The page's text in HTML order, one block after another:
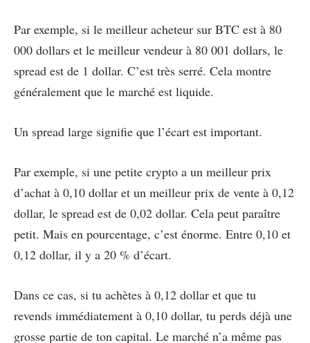
Par exemple, si le meilleur acheteur sur BTC est à 80
000 dollars et le meilleur vendeur à 80 001 dollars, le
spread est de 1 dollar. C’est très serré. Cela montre
généralement que le marché est liquide.
Un spread large signifie que l’écart est important.
Par exemple, si une petite crypto a un meilleur prix
d’achat à 0,10 dollar et un meilleur prix de vente à 0,12
dollar, le spread est de 0,02 dollar. Cela peut paraître
petit. Mais en pourcentage, c’est énorme. Entre 0,10 et
0,12 dollar, il y a 20 % d’écart.
Dans ce cas, si tu achètes à 0,12 dollar et que tu
revends immédiatement à 0,10 dollar, tu perds déjà une
grosse partie de ton capital. Le marché n’a même pas